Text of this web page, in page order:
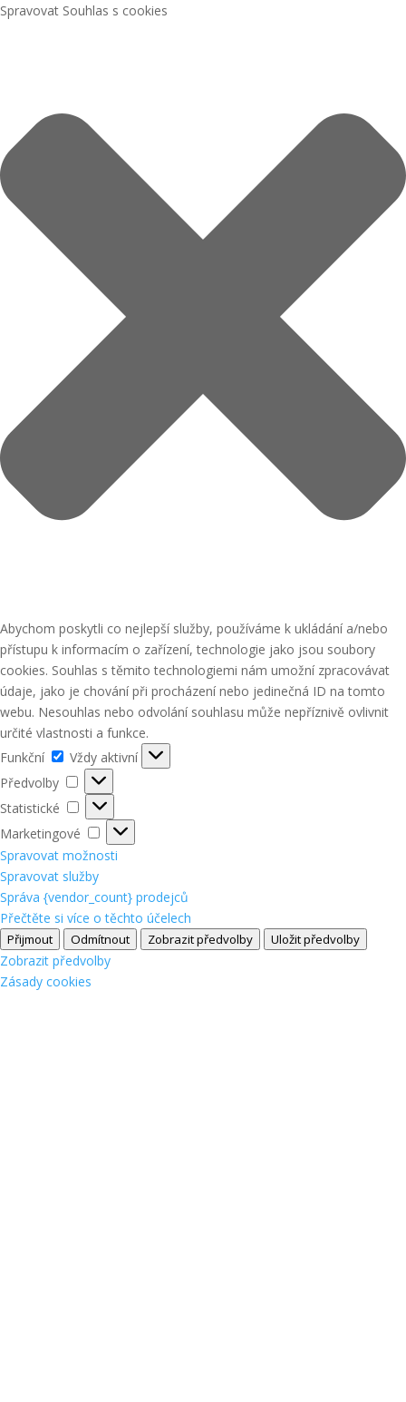
Spravovat Souhlas s cookies
Abychom poskytli co nejlepší služby, používáme k ukládání a/nebo
přístupu k informacím o zařízení, technologie jako jsou soubory
cookies. Souhlas s těmito technologiemi nám umožní zpracovávat
údaje, jako je chování při procházení nebo jedinečná ID na tomto
webu. Nesouhlas nebo odvolání souhlasu může nepříznivě ovlivnit
určité vlastnosti a funkce.
Funkční
Funkční
Vždy aktivní
Předvolby
Předvolby
Statistické
Statistické
Marketingové
Marketingové
Spravovat možnosti
Spravovat služby
Správa {vendor_count} prodejců
Přečtěte si více o těchto účelech
Přijmout Odmítnout Zobrazit předvolby Uložit předvolby
Zobrazit předvolby
Zásady cookies